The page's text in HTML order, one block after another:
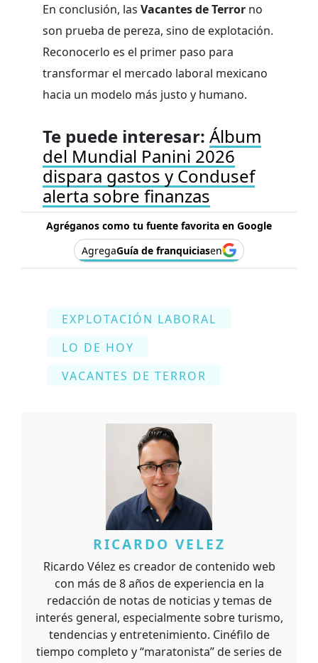
En conclusión, las Vacantes de Terror no
son prueba de pereza, sino de explotación.
Reconocerlo es el primer paso para
transformar el mercado laboral mexicano
hacia un modelo más justo y humano.
Te puede interesar: Álbum
del Mundial Panini 2026
dispara gastos y Condusef
alerta sobre finanzas
Agréganos como tu fuente favorita en Google
AgregaGuía de franquiciasen
EXPLOTACIÓN LABORAL
LO DE HOY
VACANTES DE TERROR
RICARDO VELEZ
Ricardo Vélez es creador de contenido web
con más de 8 años de experiencia en la
redacción de notas de noticias y temas de
interés general, especialmente sobre turismo,
tendencias y entretenimiento. Cinéfilo de
tiempo completo y “maratonista” de series de